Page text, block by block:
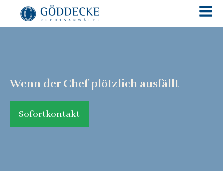
Wenn der Chef plötzlich ausfällt
Sofortkontakt